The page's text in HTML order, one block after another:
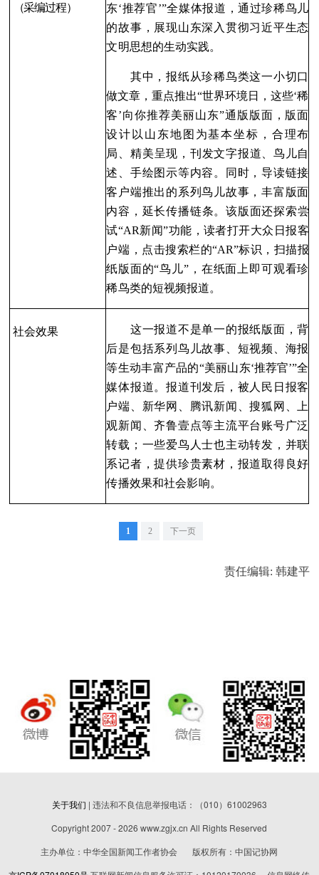
（采编过程）
东‘推荐官’”全媒体报道，通过珍稀鸟儿
的故事，展现山东深入贯彻习近平生态
文明思想的生动实践。
其中，报纸从珍稀鸟类这一小切口
做文章，重点推出“世界环境日，这些‘稀
客’向你推荐美丽山东”通版版面，版面
设计以山东地图为基本坐标，合理布
局、精美呈现，刊发文字报道、鸟儿自
述、手绘图示等内容。同时，导读链接
客户端推出的系列鸟儿故事，丰富版面
内容，延长传播链条。该版面还探索尝
试“AR新闻”功能，读者打开大众日报客
户端 ，点击搜索栏的“AR”标识，扫描报
纸版面的“鸟儿”，在纸面上即可观看珍
稀鸟类的短视频报道。
社会效果
这一报道不是单一的报纸版面，背
后是包括系列鸟儿故事、短视频、海报
等生动丰富产品的“美丽山东‘推荐官’”全
媒体报道。报道刊发后，被人民日报客
户端、新华网、腾讯新闻、搜狐网、上
观新闻、齐鲁壹点等主流平台账号广泛
转载；一些爱鸟人士也主动转发，并联
系记者，提供珍贵素材，报道取得良好
传播效果和社会影响。
1 2 下一页
责任编辑: 韩建平
关于我们 | 违法和不良信息举报电话：（010）61002963
Copyright 2007 - 2026 www.zgjx.cn All Rights Reserved
主办单位：中华全国新闻工作者协会 版权所有：中国记协网